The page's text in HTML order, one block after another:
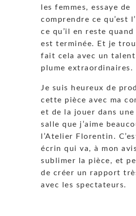
les femmes, essaye de
comprendre ce qu’est
ce qu’il en reste
est terminée. Et je
fait cela avec un
plume extraordinaires.
Je suis heureux de
cette pièce avec ma
et de la jouer dans
salle que j’aime
l’Atelier Florentin.
écrin qui va, à mon
sublimer la pièce, et
de créer un rapport
avec les spectateurs.